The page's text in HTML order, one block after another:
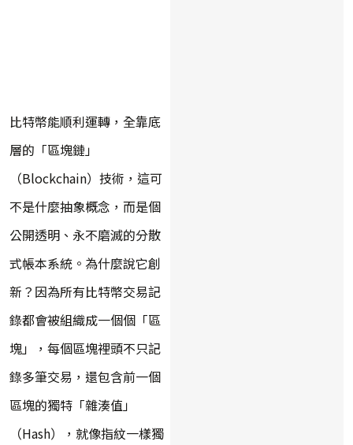
比特幣能順利運轉，全靠底
層的「區塊鏈」
（Blockchain）技術，這可
不是什麼抽象概念，而是個
公開透明、永不磨滅的分散
式帳本系統。為什麼說它創
新？因為所有比特幣交易記
錄都會被組織成一個個「區
塊」，每個區塊裡頭不只記
錄多筆交易，還包含前一個
區塊的獨特「雜湊值」
（Hash），就像指紋一樣獨